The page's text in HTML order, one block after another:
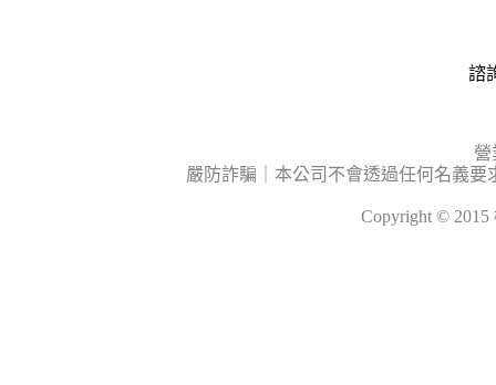
諮
營
嚴防詐騙｜本公司不會透過任何名義
Copyright ©